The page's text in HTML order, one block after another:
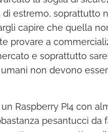
estremo, soprattutto
capire che quella
provare a
e soprattutto
non devono
Raspberry PI4 con
pesantucci da